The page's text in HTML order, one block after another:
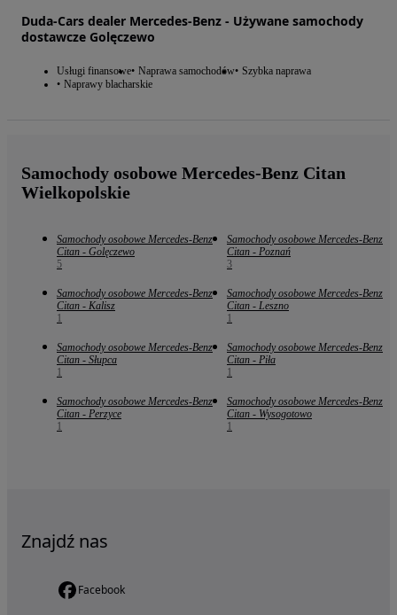
Duda-Cars dealer Mercedes-Benz - Używane samochody
dostawcze Golęczewo
Usługi finansowe Naprawa samochodów Szybka naprawa
Naprawy blacharskie
Samochody osobowe Mercedes-Benz Citan
Wielkopolskie
Samochody osobowe Mercedes-Benz
Citan - Golęczewo
5
Samochody osobowe Mercedes-Benz
Citan - Poznań
3
Samochody osobowe Mercedes-Benz
Citan - Kalisz
1
Samochody osobowe Mercedes-Benz
Citan - Leszno
1
Samochody osobowe Mercedes-Benz
Citan - Słupca
1
Samochody osobowe Mercedes-Benz
Citan - Piła
1
Samochody osobowe Mercedes-Benz
Citan - Perzyce
1
Samochody osobowe Mercedes-Benz
Citan - Wysogotowo
1
Znajdź nas
Facebook